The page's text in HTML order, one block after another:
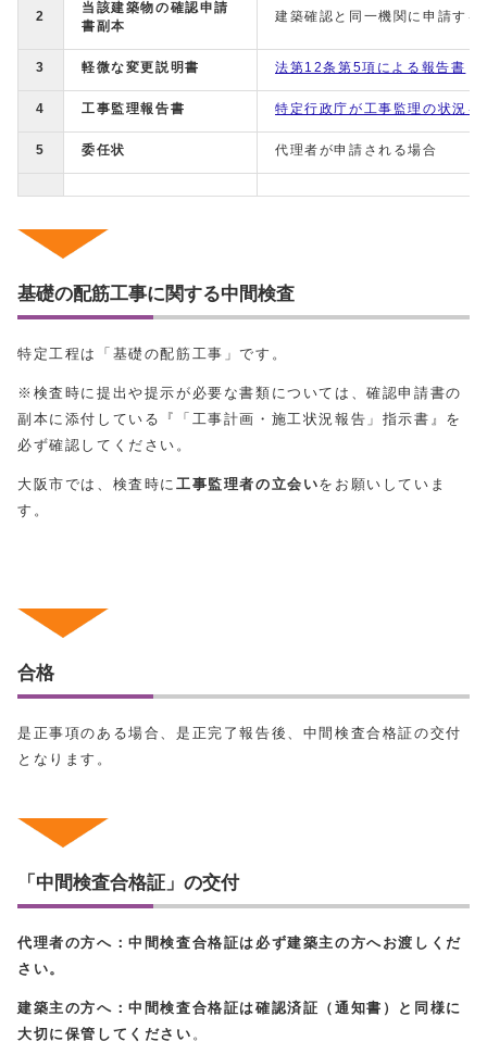
2
当該建築物の確認申請
書副本
建築確認と同一機関に申請する
3 軽微な変更説明書 法第12条第5項による報告書
4 工事監理報告書 特定行政庁が工事監理の状況
5 委任状 代理者が申請される場合
基礎の配筋工事に関する中間検査
特定工程は「基礎の配筋工事」です。
※検査時に提出や提示が必要な書類については、確認申請書の
副本に添付している『「工事計画・施工状況報告」指示書』を
必ず確認してください。
大阪市では、検査時に 工事監理者の立会いをお願いしていま
す。
合格
是正事項のある場合、是正完了報告後、中間検査合格証の交付
となります。
「中間検査合格証」の交付
代理者の方へ：中間検査合格証は必ず建築主の方へお渡しくだ
さい。
建築主の方へ：中間検査合格証は確認済証（通知書）と同様に
大切に保管してください 。